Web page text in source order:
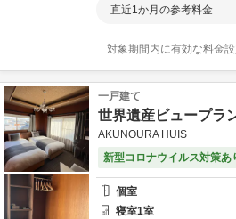
直近1か月の参考料金
対象期間内に有効な料金設
一戸建て
世界遺産ビュープラ
AKUNOURA HUIS
新型コロナウイルス対策あ
個室
寝室1室